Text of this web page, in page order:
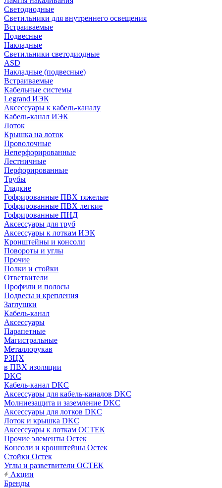
Светодиодные
Светильники для внутреннего освещения
Встраиваемые
Подвесные
Накладные
Светильники светодиодные
ASD
Накладные (подвесные)
Встраиваемые
Кабельные системы
Legrand ИЭК
Аксессуары к кабель-каналу
Кабель-канал ИЭК
Лоток
Крышка на лоток
Проволочные
Неперфорированные
Лестничные
Перфорированные
Трубы
Гладкие
Гофрированные ПВХ тяжелые
Гофрированные ПВХ легкие
Гофрированные ПНД
Аксессуары для труб
Аксессуары к лоткам ИЭК
Кронштейны и консоли
Повороты и углы
Прочие
Полки и стойки
Ответвители
Профили и полосы
Подвесы и крепления
Заглушки
Кабель-канал
Аксессуары
Парапетные
Магистральные
Металлорукав
РЗЦХ
в ПВХ изоляции
DKC
Кабель-канал DKC
Аксессуары для кабель-каналов DKC
Молниезащита и заземление DKC
Аксессуары для лотков DKC
Лоток и крышка DKC
Аксессуары к лоткам ОСТЕК
Прочие элементы Остек
Консоли и кронштейны Остек
Стойки Остек
Углы и разветвители ОСТЕК
Акции
Бренды